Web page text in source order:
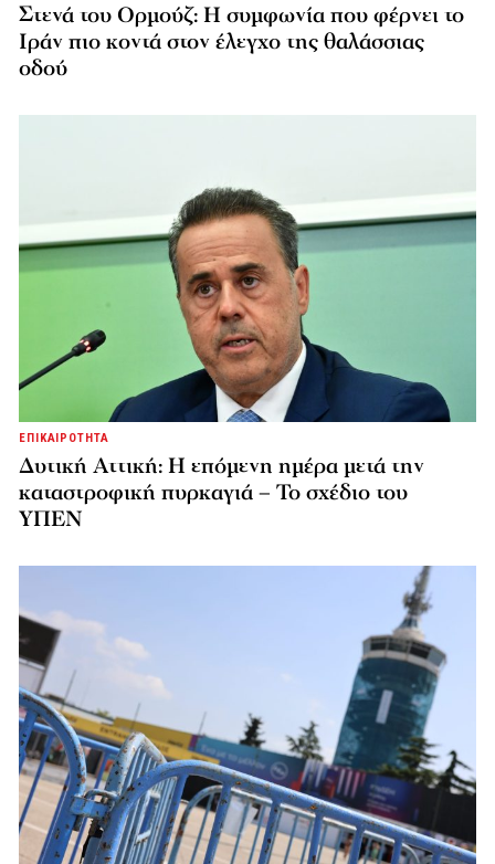
Στενά του Ορμούζ: Η συμφωνία που φέρνει το
Ιράν πιο κοντά στον έλεγχο της θαλάσσιας
οδού
ΕΠΙΚΑΙΡΟΤΗΤΑ
Δυτική Αττική: Η επόμενη ημέρα μετά την
καταστροφική πυρκαγιά – Το σχέδιο του
ΥΠΕΝ